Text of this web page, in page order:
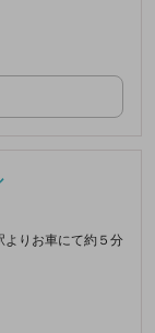
よりお車にて約５分